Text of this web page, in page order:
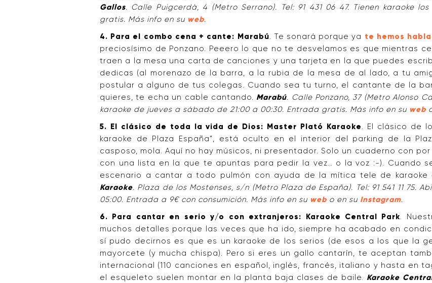
Gallos. Calle Puigcerdà, 4 (Metro Serrano). Tel: 91 431 06 47. Tienen karaoke
gratis. Más info en su web.
4. Para el combo cena + cante: Marabú. Te sonará porque ya te hemos
preciosísimo de Ponzano. Peeero lo que no te desvelamos es que mientras
traen a la mesa una carta de canciones y una tarjeta en la que puedes
dedicas (al morenazo de la barra, a la rubia de la mesa de al lado, a tu
postular a alguno de tus colegas. Cuando sea tu turno, el cantante de la
quieres, te echa un cable cantando. Marabú. Calle Ponzano, 37 (Metro Alonso
karaoke de jueves a sábado de 21:00 a 00:30. Entrada gratis. Más info en su web
5. El clásico de toda la vida de Dios: Master Plató Karaoke. El clásico de
karaoke de Plaza España”, está oculto en el interior del parking de la
casposo, mola. Aquí no hay músicos, ni presentador. Solo un cuaderno con
con una lista en la que te apuntas para pedir la vez… o la voz :-). Cuando
escenario a cantar a todo pulmón con ayuda de la mítica tele de
Karaoke. Plaza de los Mostenses, s/n (Metro Plaza de España). Tel: 91 541 11 75.
05:00. Entrada a 9€ con consumición. Más info en su web o en su Instagram.
6. Para cantar en serio y/o con extranjeros: Karaoke Central Park.
muchos detalles porque las veces que ha ido, siempre ha acabado en
sí pudo decirnos es que es un karaoke de los serios (de esos a los que la
mayorcete (y mucha chispa). Pero si eres un gallo cantarín, te aceptan
internacional (110 canciones en español, inglés, francés, italiano y hasta en
el esqueleto suelen montar en la planta baja clases de baile. Karaoke